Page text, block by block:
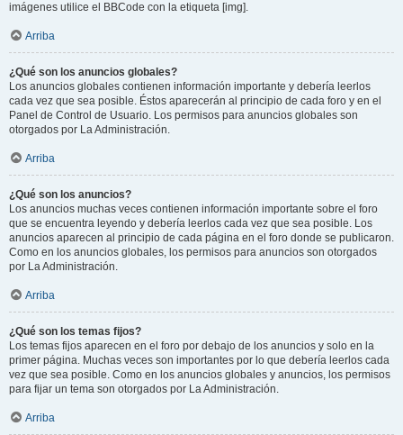
imágenes utilice el BBCode con la etiqueta [img].
Arriba
¿Qué son los anuncios globales?
Los anuncios globales contienen información importante y debería leerlos
cada vez que sea posible. Éstos aparecerán al principio de cada foro y en el
Panel de Control de Usuario. Los permisos para anuncios globales son
otorgados por La Administración.
Arriba
¿Qué son los anuncios?
Los anuncios muchas veces contienen información importante sobre el foro
que se encuentra leyendo y debería leerlos cada vez que sea posible. Los
anuncios aparecen al principio de cada página en el foro donde se publicaron.
Como en los anuncios globales, los permisos para anuncios son otorgados
por La Administración.
Arriba
¿Qué son los temas fijos?
Los temas fijos aparecen en el foro por debajo de los anuncios y solo en la
primer página. Muchas veces son importantes por lo que debería leerlos cada
vez que sea posible. Como en los anuncios globales y anuncios, los permisos
para fijar un tema son otorgados por La Administración.
Arriba